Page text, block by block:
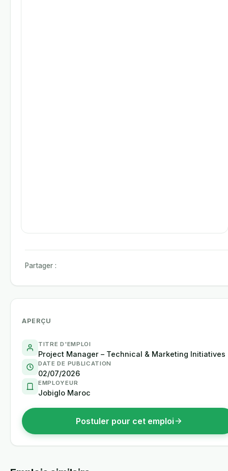
Partager :
APERÇU
TITRE D'EMPLOI
Project Manager – Technical & Marketing Initiatives
DATE DE PUBLICATION
02/07/2026
EMPLOYEUR
Jobiglo Maroc
Postuler pour cet emploi